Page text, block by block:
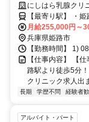
⭐》人気のクリニック
にしはら乳腺クリ
【最寄り駅】 ・
月給255,000円～
兵庫県姫路市
【勤務時間】 1)
【仕事内容】 【
路駅より徒歩5分
クリニック求人出
長期 学歴不問 経験者
アルバイト・パート